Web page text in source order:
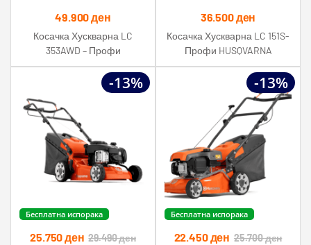
49.900 ден
Косачка Хускварна LC
353AWD – Профи
HUSQVARNA
36.500 ден
Косачка Хускварна LC 151S-
Профи HUSQVARNA
-13%
Бесплатна испорака
25.750ден 29.490ден
-13%
Бесплатна испорака
22.450ден 25.700ден